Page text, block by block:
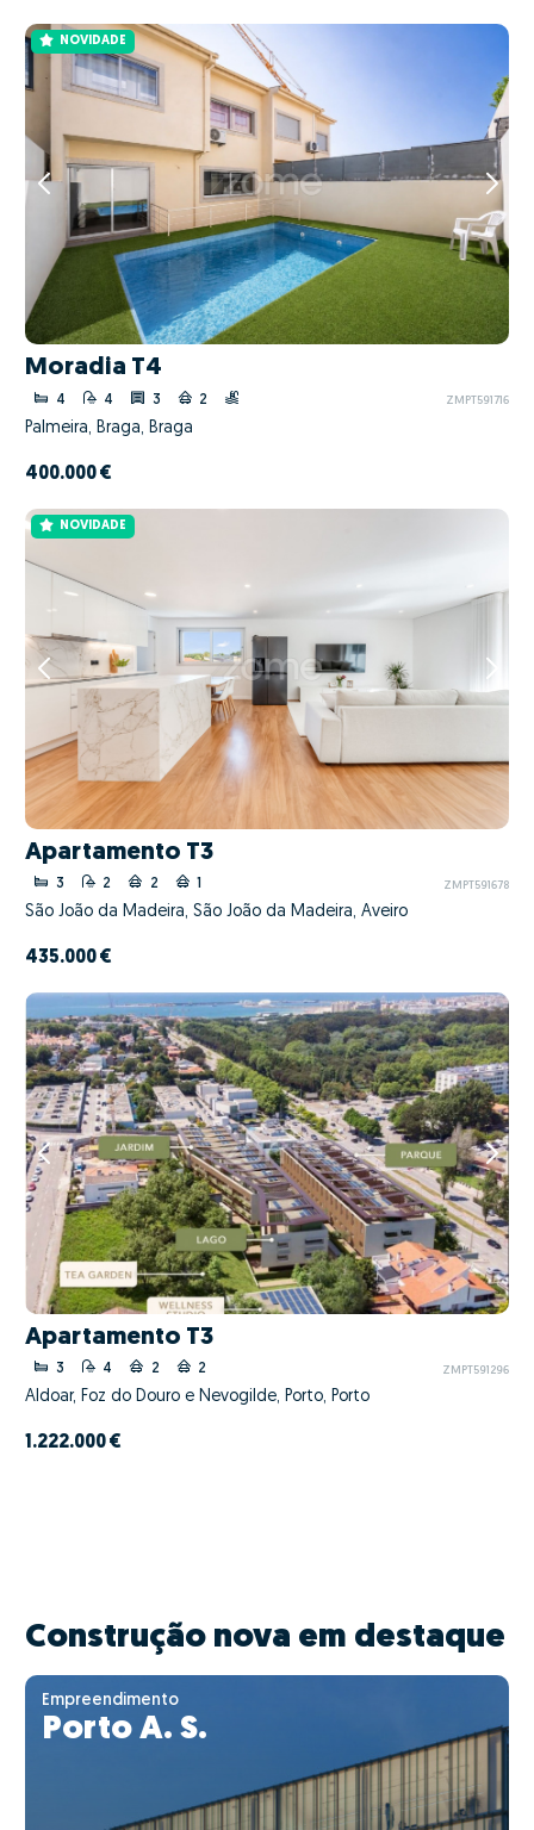
NOVIDADE
Moradia T4
4 4 3 2 ZMPT591716
Palmeira, Braga, Braga
400.000 €
NOVIDADE
Apartamento T3
3 2 2 1 ZMPT591678
São João da Madeira, São João da Madeira, Aveiro
435.000 €
Apartamento T3
3 4 2 2 ZMPT591296
Aldoar, Foz do Douro e Nevogilde, Porto, Porto
1.222.000 €
Construção nova em destaque
Empreendimento
Porto A. S.